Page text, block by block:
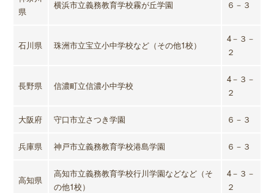
県
横浜市立義務教育学校霧が丘学園 ６－３
石川県 珠洲市立宝立小中学校など（その他1校）
4－３－
２
長野県 信濃町立信濃小中学校
4－３－
２
大阪府 守口市立さつき学園 ６－３
兵庫県 神戸市立義務教育学校港島学園 ６－３
高知県
高知市立義務教育学校行川学園などなど（そ
の他1校）
4－３－
２